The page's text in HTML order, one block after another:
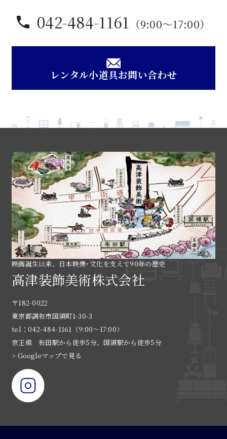
042-484-1161 （9:00〜17:00）
レンタル小道具お問い合わせ
映画誕生以来、日本映像･文化を支えて90年の歴史
高津装飾美術株式会社
〒182-0022
東京都調布市国領町1-30-3
tel：042-484-1161（9:00〜17:00）
京王線 布田駅から徒歩5分、国領駅から徒歩5分
> Googleマップで見る